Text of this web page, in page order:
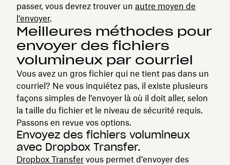
passer, vous devrez trouver un autre moyen de
l’envoyer.
Meilleures méthodes pour
envoyer des fichiers
volumineux par courriel
Vous avez un gros fichier qui ne tient pas dans un
courriel? Ne vous inquiétez pas, il existe plusieurs
façons simples de l’envoyer là où il doit aller, selon
la taille du fichier et le niveau de sécurité requis.
Passons en revue vos options.
Envoyez des fichiers volumineux
avec Dropbox Transfer.
Dropbox Transfer vous permet d’envoyer des